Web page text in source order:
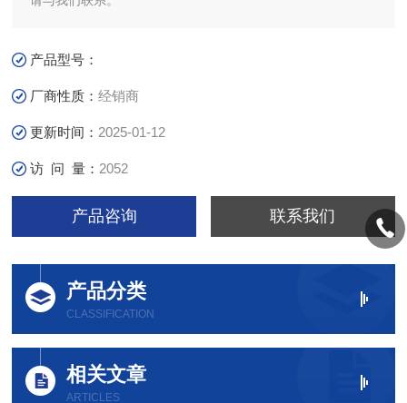
产品型号：
厂商性质：经销商
更新时间： 2025-01-12
访 问 量： 2052
产品咨询 联系我们
产品分类
CLASSIFICATION
相关文章
ARTICLES